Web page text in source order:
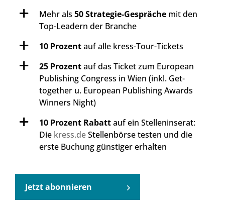
Mehr als 50 Strategie-Gespräche mit den
Top-Leadern der Branche
10 Prozentauf alle kress-Tour-Tickets
25 Prozentauf das Ticket zum European
Publishing Congress in Wien (inkl. Get-
together u. European Publishing Awards
Winners Night)
10 Prozent Rabattauf ein Stelleninserat:
Die kress.deStellenbörse testen und die
erste Buchung günstiger erhalten
Jetzt abonnieren